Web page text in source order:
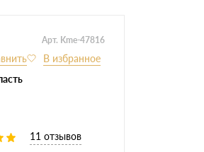
Арт. Kme-47816
11 отзывов